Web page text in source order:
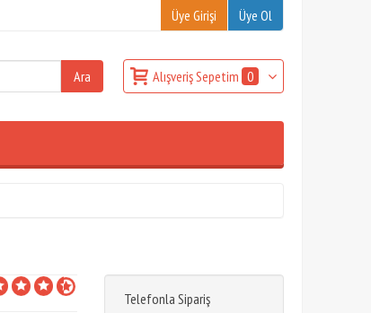
Üye Girişi Üye Ol
Alışveriş Sepetim 0
Telefonla Sipariş